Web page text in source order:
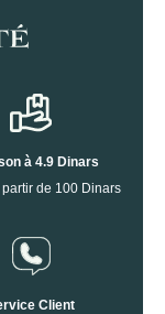
à 4.9 Dinars
de 100 Dinars
Client